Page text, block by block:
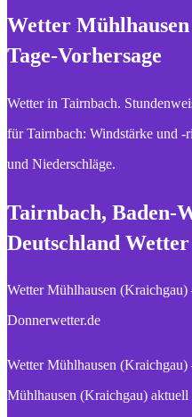
Wetter
Tage-Vorhersage
Wetter in Tairnbach.
für Tairnbach: Windstärke und
und Niederschläge.
Tairnbach, Baden-
Deutschland
Wetter Mühlhausen (Kraichgau)
Donnerwetter.de
Wetter Mühlhausen (Kraichgau)
Mühlhausen (Kraichgau)